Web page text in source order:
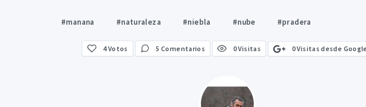
#manana #naturaleza #niebla #nube #pradera
4Votos 5 Comentarios 0 Visitas 0 Visitas desde